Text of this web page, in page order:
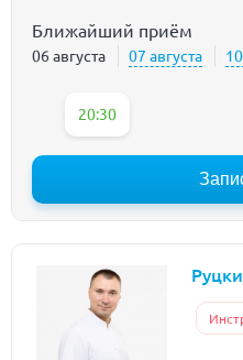
Ближайший приём
06 августа 07 августа
20:30